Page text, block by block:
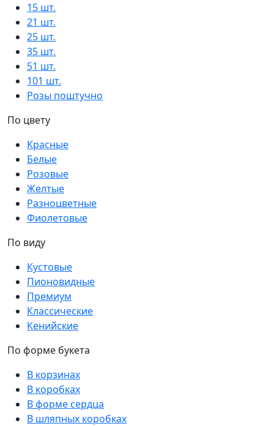
15 шт.
21 шт.
25 шт.
35 шт.
51 шт.
101 шт.
Розы поштучно
По цвету
Красные
Белые
Розовые
Желтые
Разноцветные
Фиолетовые
По виду
Кустовые
Пионовидные
Премиум
Классические
Кенийские
По форме букета
В корзинах
В коробках
В форме сердца
В шляпных коробках